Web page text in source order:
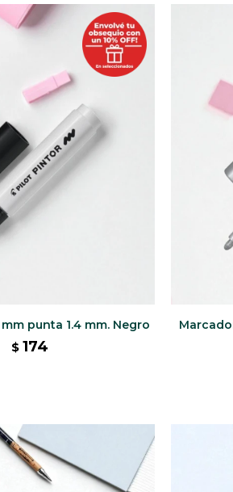
punta 1.4 mm. Negro
$ 174